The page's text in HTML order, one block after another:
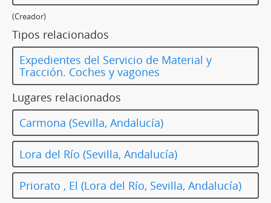
(Creador)
Tipos relacionados
Expedientes del Servicio de Material y
Tracción. Coches y vagones
Lugares relacionados
Carmona (Sevilla, Andalucía)
Lora del Río (Sevilla, Andalucía)
Priorato , El (Lora del Río, Sevilla, Andalucía)